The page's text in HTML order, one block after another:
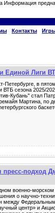
Информация
Контакты
Единой Лиги
Петербурге, в
ВТБ сезона 2025/
Кубань" стал
Мартина, по
подход
военно-
о научно-
между
центр» и